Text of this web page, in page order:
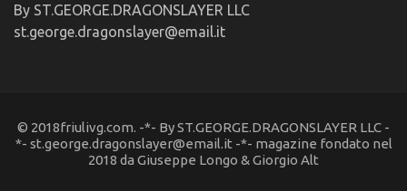
By ST.GEORGE.DRAGONSLAYER LLC
st.george.dragonslayer@email.it
© 2018friulivg.com. -*- By ST.GEORGE.DRAGONSLAYER LLC -
*- st.george.dragonslayer@email.it -*- magazine fondato nel
2018 da Giuseppe Longo & Giorgio Alt